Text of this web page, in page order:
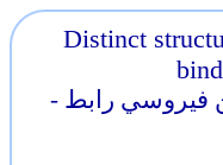
Distinct
فيروسي رابط -